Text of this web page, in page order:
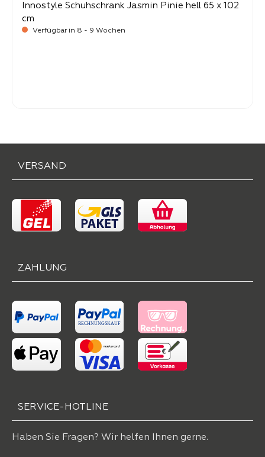
Innostyle Schuhschrank Jasmin Pinie hell 65 x 102
cm
Verfügbar in 8 - 9 Wochen
VERSAND
ZAHLUNG
SERVICE-HOTLINE
Haben Sie Fragen? Wir helfen Ihnen gerne.